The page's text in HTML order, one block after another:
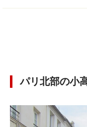
パリ北部の小